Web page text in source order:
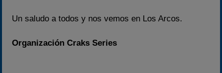
Un saludo a todos y nos vemos en Los Arcos.
Organización Craks Series